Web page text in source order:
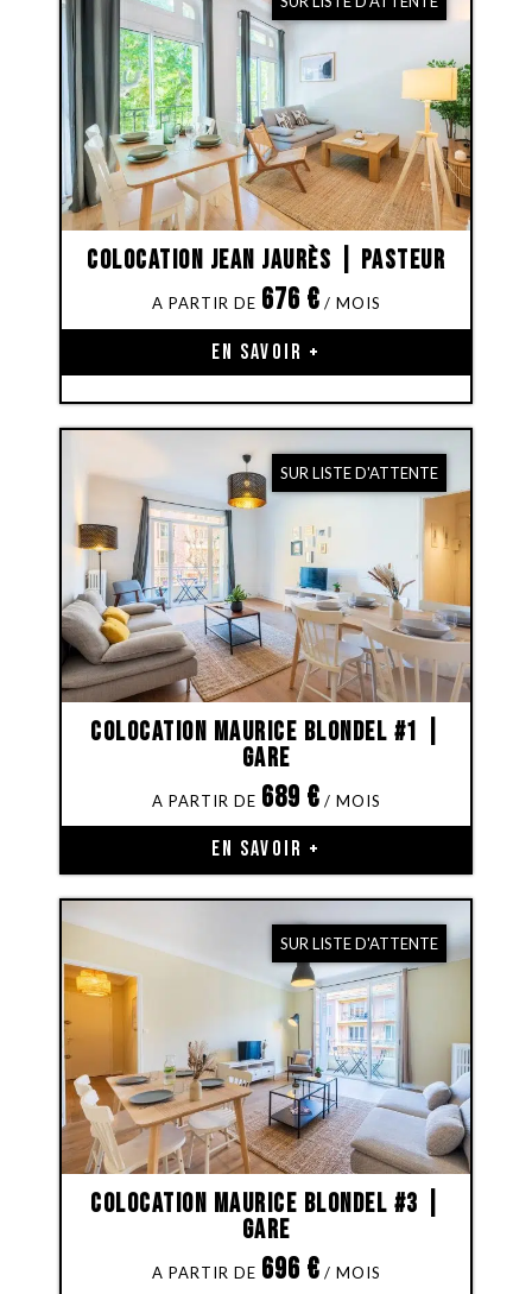
Colocation Jean Jaurès | Pasteur
676 €
EN SAVOIR +
SUR LISTE D'ATTENTE
Colocation Maurice Blondel #1 |
Gare
689 €
EN SAVOIR +
SUR LISTE D'ATTENTE
Colocation Maurice Blondel #3 |
Gare
696 €